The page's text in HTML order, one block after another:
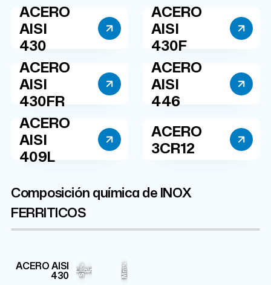
ACERO
AISI
430
ACERO
AISI
430F
ACERO
AISI
430FR
ACERO
AISI
446
ACERO
AISI
409L
ACERO
3CR12
Composición química de INOX
FERRITICOS
ACERO AISI
430 C
Si
1%P
S Mn
1%